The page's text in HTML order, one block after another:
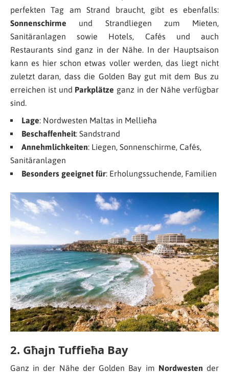
perfekten Tag am Strand braucht, gibt es ebenfalls:
Sonnenschirme und Strandliegen zum Mieten,
Sanitäranlagen sowie Hotels, Cafés und auch
Restaurants sind ganz in der Nähe. In der Hauptsaison
kann es hier schon etwas voller werden, das liegt nicht
zuletzt daran, dass die Golden Bay gut mit dem Bus zu
erreichen ist und Parkplätze ganz in der Nähe verfügbar
sind.
Lage: Nordwesten Maltas in Mellieħa
Beschaffenheit: Sandstrand
Annehmlichkeiten: Liegen, Sonnenschirme, Cafés,
Sanitäranlagen
Besonders geeignet für: Erholungssuchende, Familien
2. Għajn Tuffieħa Bay
Ganz in der Nähe der Golden Bay im Nordwesten der